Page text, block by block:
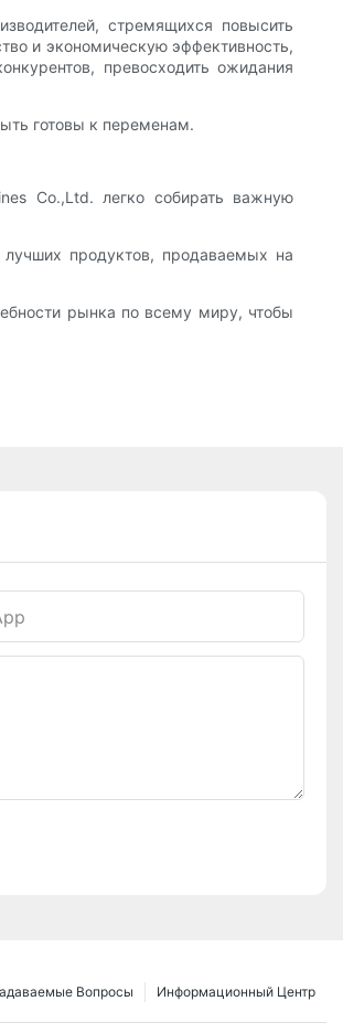
стремящихся повысить
и экономическую эффективность,
превосходить ожидания
готовы к переменам.
Co.,Ltd. легко собирать важную
продуктов, продаваемых на
рынка по всему миру, чтобы
Информационный Центр
Вопросы